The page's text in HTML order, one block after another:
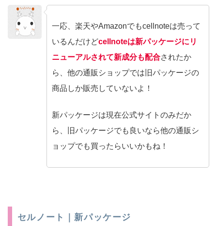
no name
一応、楽天やAmazonでもcellnoteは売って
いるんだけどcellnoteは新パッケージにリ
ニューアルされて新成分も配合されたか
ら、他の通販ショップでは旧パッケージの
商品しか販売していないよ！
新パッケージは現在公式サイトのみだか
ら、旧パッケージでも良いなら他の通販シ
ョップでも買ったらいいかもね！
セルノート｜新パッケージ